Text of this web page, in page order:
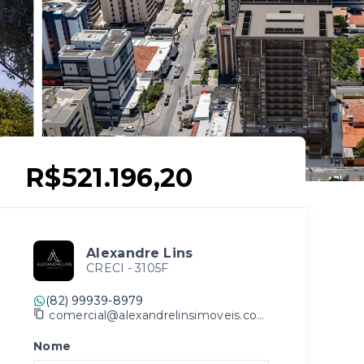
R$521.196,20
Alexandre Lins
CRECI - 3105F
(82) 99939-8979
comercial@alexandrelinsimoveis.com.br
Nome